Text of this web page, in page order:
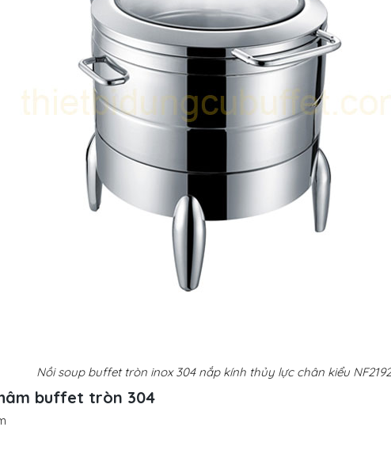
Nồi soup buffet tròn inox 304 nắp kính thủy lực chân kiểu NF2192
buffet tròn 304